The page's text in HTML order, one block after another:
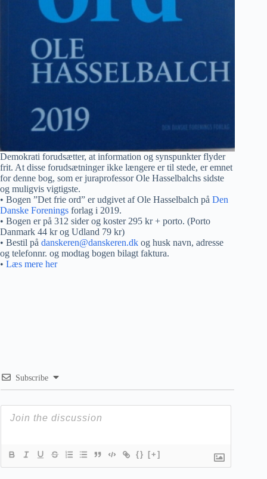
Demokrati forudsætter, at information og synspunkter flyder
frit. At disse forudsætninger ikke længere er til stede, er emnet
for denne bog, som er juraprofessor Ole Hasselbalchs sidste
og muligvis vigtigste.
• Bogen ”Det frie ord” er udgivet af Ole Hasselbalch på Den
Danske Forenings forlag i 2019.
• Bogen er på 312 sider og koster 295 kr + porto. (Porto
Danmark 44 kr og Udland 79 kr)
• Bestil på danskeren@danskeren.dk og husk navn, adresse
og telefonnr. og modtag bogen bilagt faktura.
• Læs mere her
Subscribe
{} [+]